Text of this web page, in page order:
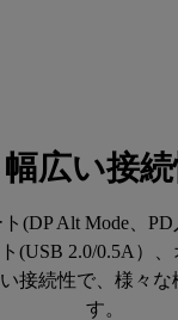
幅広い接
(DP Alt Mode、
(USB 2.0/0.5A）
接続性で、様々
す。